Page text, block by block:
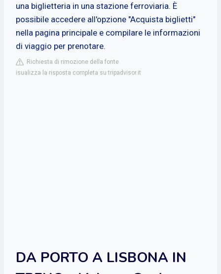
una biglietteria in una stazione ferroviaria. È
possibile accedere all'opzione "Acquista biglietti"
nella pagina principale e compilare le informazioni
di viaggio per prenotare.
Richiesta di rimozione della fonte
isualizza la risposta completa su tripadvisor.it
DA PORTO A LISBONA IN